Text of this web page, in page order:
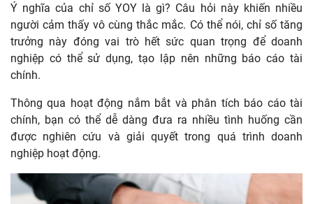
Ý nghĩa của chỉ số YOY là gì? Câu hỏi này khiến nhiều
người cảm thấy vô cùng thắc mắc. Có thể nói, chỉ số tăng
trưởng này đóng vai trò hết sức quan trọng để doanh
nghiệp có thể sử dụng, tạo lập nên những báo cáo tài
chính.
Thông qua hoạt động nắm bắt và phân tích báo cáo tài
chính, bạn có thể dễ dàng đưa ra nhiều tình huống cần
được nghiên cứu và giải quyết trong quá trình doanh
nghiệp hoạt động.